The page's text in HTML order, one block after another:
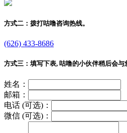
方式二： 拨打咕噜咨询热线。
(626) 433-8686
方式三： 填写下表, 咕噜的小伙伴稍后会与
姓名：
邮箱：
电话 (可选)：
微信 (可选)：